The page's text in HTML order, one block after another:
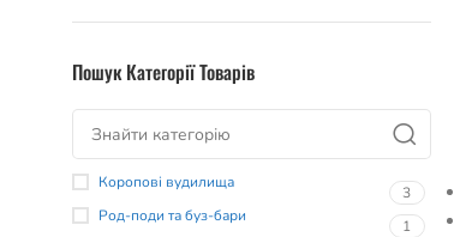
Пошук Категорії Товарів
Коропові вудилища
3
Род-поди та буз-бари
1